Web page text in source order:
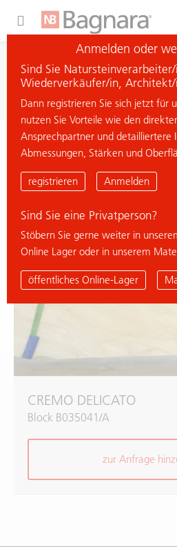
Material suchen
< zurück zur Übersicht
CREMO DELICATO
CREMO DELICATO
Block B035041/A
zur Anfrage
Anmelden oder
Sind Sie
Wiederverkäufer/in,
Dann registrieren Sie sich jetzt für
nutzen Sie Vorteile wie den
Ansprechpartner und detailliertere
Abmessungen, Stärken und
registrieren Anmelden
Sind Sie eine Privatperson?
Stöbern Sie gerne weiter in
Online Lager oder in unserem
öffentliches Online-Lager